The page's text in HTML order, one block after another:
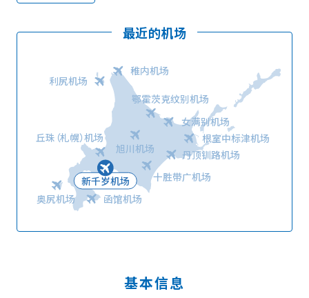
最近的机场
新千岁机场
丘珠（札幌）机场
函馆机场
奥尻机场
旭川机场
稚内机场
利尻机场
鄂霍茨克纹别机场
女满别机场
根室中标津机场
丹顶钏路机场
十胜带广机场
基本信息